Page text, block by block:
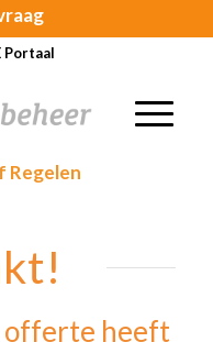
Portaal
Regelen
offerte heeft